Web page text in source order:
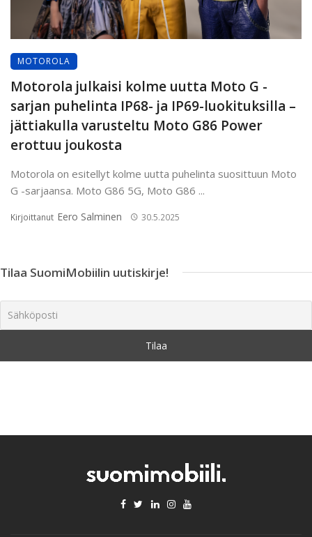
MOTOROLA
Motorola julkaisi kolme uutta Moto G -
sarjan puhelinta IP68- ja IP69-luokituksilla –
jättiakulla varusteltu Moto G86 Power
erottuu joukosta
Motorola on esitellyt kolme uutta puhelinta suosittuun Moto
G -sarjaansa. Moto G86 5G, Moto G86 ...
Kirjoittanut Eero Salminen 30.5.2025
Tilaa SuomiMobiilin uutiskirje!